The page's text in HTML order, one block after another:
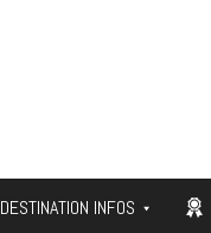
DESTINATION INFOS